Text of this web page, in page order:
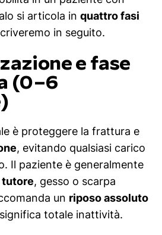
si articola in quattro fasi
in seguito.
e fase
(0–6
è proteggere la frattura e
, evitando qualsiasi carico
Il paziente è generalmente
tutore, gesso o scarpa
un riposo assoluto
totale inattività.